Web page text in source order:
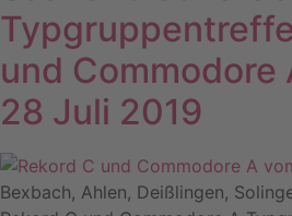
und Commodore
28 Juli 2019
Bexbach, Ahlen, Deißlingen,